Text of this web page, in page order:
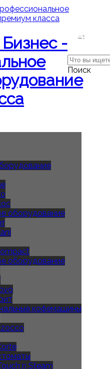
-
оборудование
оборудование
кофемашины
n Steam
Поиск
Поиск